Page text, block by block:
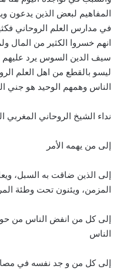
المفاهيم لبعض الذين يدعون
في مدارس العلم الروحاني
انهم خسروا الكثير من المال
سيف الدين السوس يرد عليهم
ليسو بالقطع من اهل العلم
الناس وهمهم الوحيد هو جني
نداء الشيخ الروحاني
إلى من يهمه الأمر
إلى الذين ضاقت به السبل،
المزمن، ويئنون تحت وطئة
إلى كل من انفض الناس من
الناس
إلى كل من و جد نفسه في